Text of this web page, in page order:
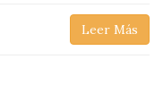
Leer Más